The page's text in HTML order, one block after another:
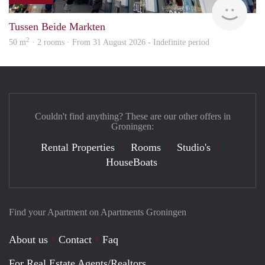
Tussen Beide Markten
50 m2 · 2 rooms · From 31 August 2026 - Indefinite period
Find your Apartment on Apartments Groningen
About us Contact
Faq
Couldn't find anything? These are our other offers in
Groningen:
Rental Properties Rooms
Studio's
HouseBoats